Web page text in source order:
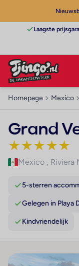
Laagste
Homepage Mexico
Grand
★★★★★
Mexico , Riviera
5-sterren
Gelegen in Playa
Kindvriendelijk